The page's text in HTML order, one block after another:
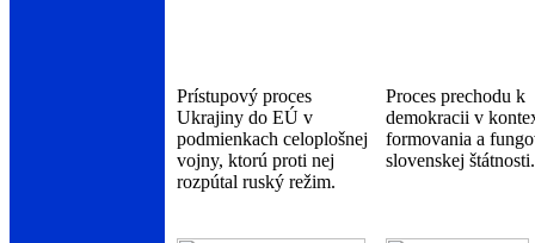
Prístupový proces
Ukrajiny do EÚ v
podmienkach celoplošnej
vojny, ktorú proti nej
rozpútal ruský režim.
Proces prechodu k
demokracii v
formovania a
slovenskej štátnosti.